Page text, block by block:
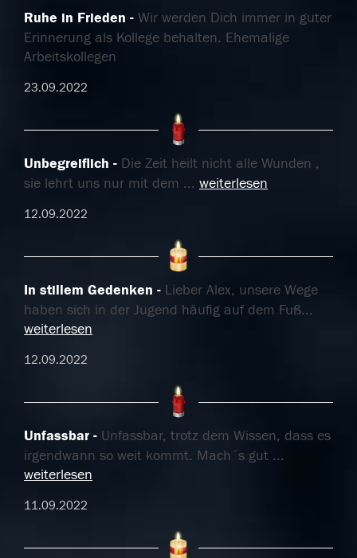
Ruhe in Frieden
Wir werden Dich immer in guter
Erinnerung als Kollege behalten. Ehemalige
Arbeitskollegen
23.09.2022
Unbegreiflich
Die Zeit heilt nicht alle Wunden ,
sie lehrt uns nur mit dem ... weiterlesen
12.09.2022
In stillem Gedenken
Lieber Alex, unsere Wege
haben sich in der Jugend häufig auf dem Fuß...
weiterlesen
12.09.2022
Unfassbar
Unfassbar, trotz dem Wissen, dass es
irgendwann so weit kommt. Mach´s gut ...
weiterlesen
11.09.2022